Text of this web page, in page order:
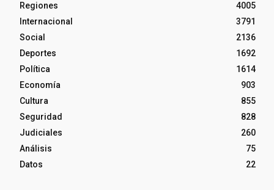
Regiones
4005
Internacional
3791
Social
2136
Deportes
1692
Política
1614
Economía
903
Cultura
855
Seguridad
828
Judiciales
260
Análisis
75
Datos
22